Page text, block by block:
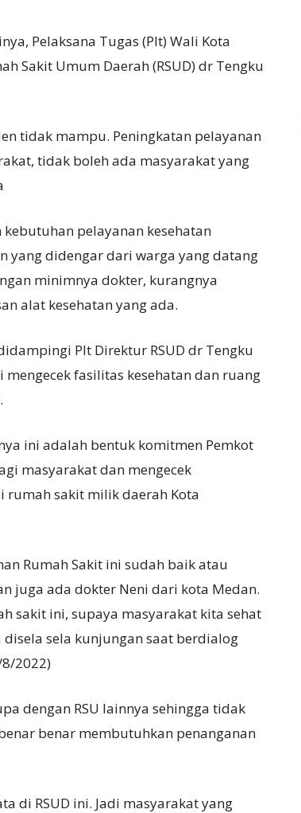
Pelaksana Tugas (Plt) Wali Kota
Sakit Umum Daerah (RSUD) dr Tengku
tidak mampu. Peningkatan pelayanan
tidak boleh ada masyarakat yang
pelayanan kesehatan
yang didengar dari warga yang datang
minimnya dokter, kurangnya
alat kesehatan yang ada.
Plt Direktur RSUD dr Tengku
fasilitas kesehatan dan ruang
ini adalah bentuk komitmen Pemkot
masyarakat dan mengecek
rumah sakit milik daerah Kota
Rumah Sakit ini sudah baik atau
juga ada dokter Neni dari kota Medan.
sakit ini, supaya masyarakat kita sehat
sela kunjungan saat berdialog
2022)
dengan RSU lainnya sehingga tidak
benar membutuhkan penanganan
di RSUD ini. Jadi masyarakat yang